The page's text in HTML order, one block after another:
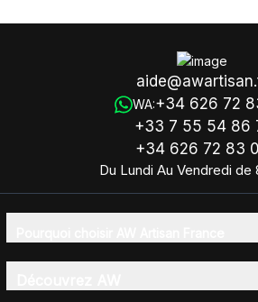
WA:+34 626 72
+33 7 55 54 86
+34 626 72 83
Du Lundi Au Vendredi de